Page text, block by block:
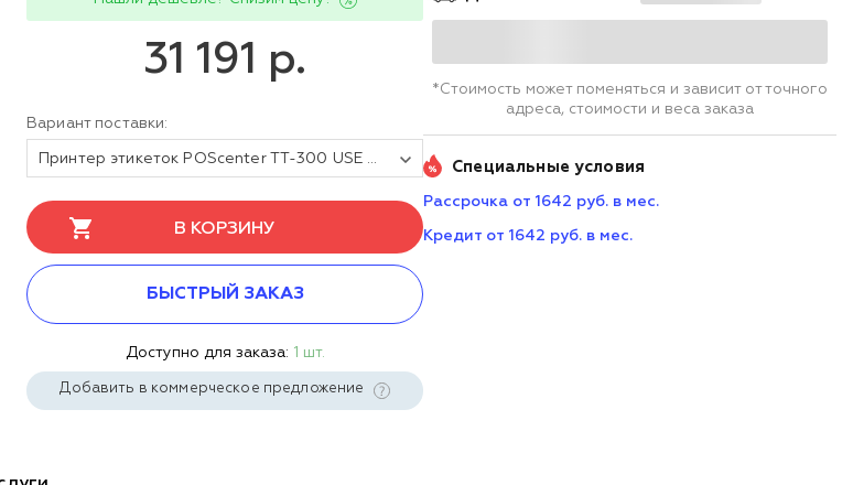
31 191 р.
Вариант поставки:
Принтер этикеток POScenter TT-300 USE (термотрансферный; 300dpi; ширина ленты в диапазоне 1" - 4", USB+Serial+Ethernet) черный с отрезчиком (ресурс 500 000 отрезов)
В КОРЗИНУ
БЫСТРЫЙ ЗАКАЗ
Доступно для заказа: 1 шт.
Добавить в коммерческое предложение
*Стоимость может поменяться и зависит от точного
адреса, стоимости и веса заказа
Специальные условия
Рассрочка от 1642 руб. в мес.
Кредит от 1642 руб. в мес.